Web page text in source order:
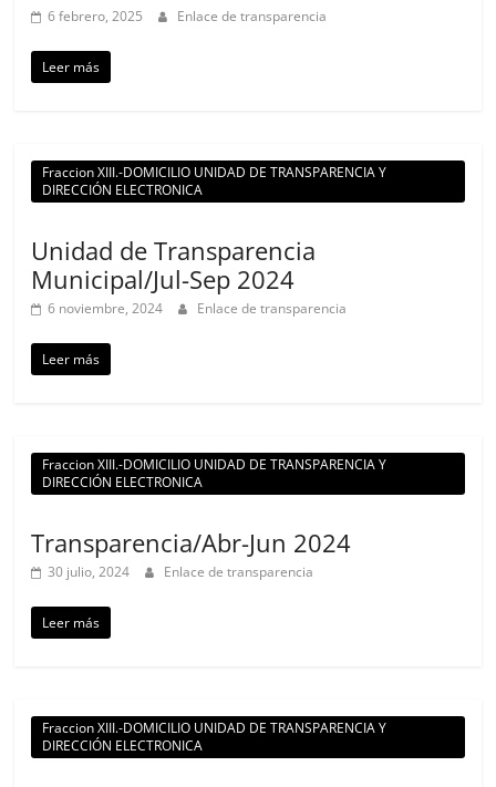
6 febrero, 2025 Enlace de transparencia
Leer más
Fraccion XIII.-DOMICILIO UNIDAD DE TRANSPARENCIA Y
DIRECCIÓN ELECTRONICA
Unidad de Transparencia
Municipal/Jul-Sep 2024
6 noviembre, 2024 Enlace de transparencia
Leer más
Fraccion XIII.-DOMICILIO UNIDAD DE TRANSPARENCIA Y
DIRECCIÓN ELECTRONICA
Transparencia/Abr-Jun 2024
30 julio, 2024 Enlace de transparencia
Leer más
Fraccion XIII.-DOMICILIO UNIDAD DE TRANSPARENCIA Y
DIRECCIÓN ELECTRONICA